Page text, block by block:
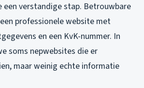
een verstandige stap. Betrouwbare
professionele website met
en een KvK-nummer. In
soms nepwebsites die er
maar weinig echte informatie